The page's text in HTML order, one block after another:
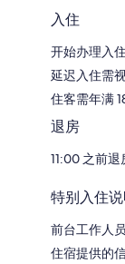
入住
开始办理入
延迟入住需
住客需年满
退房
11:00 之前退
特别入住
前台工作人
住宿提供的